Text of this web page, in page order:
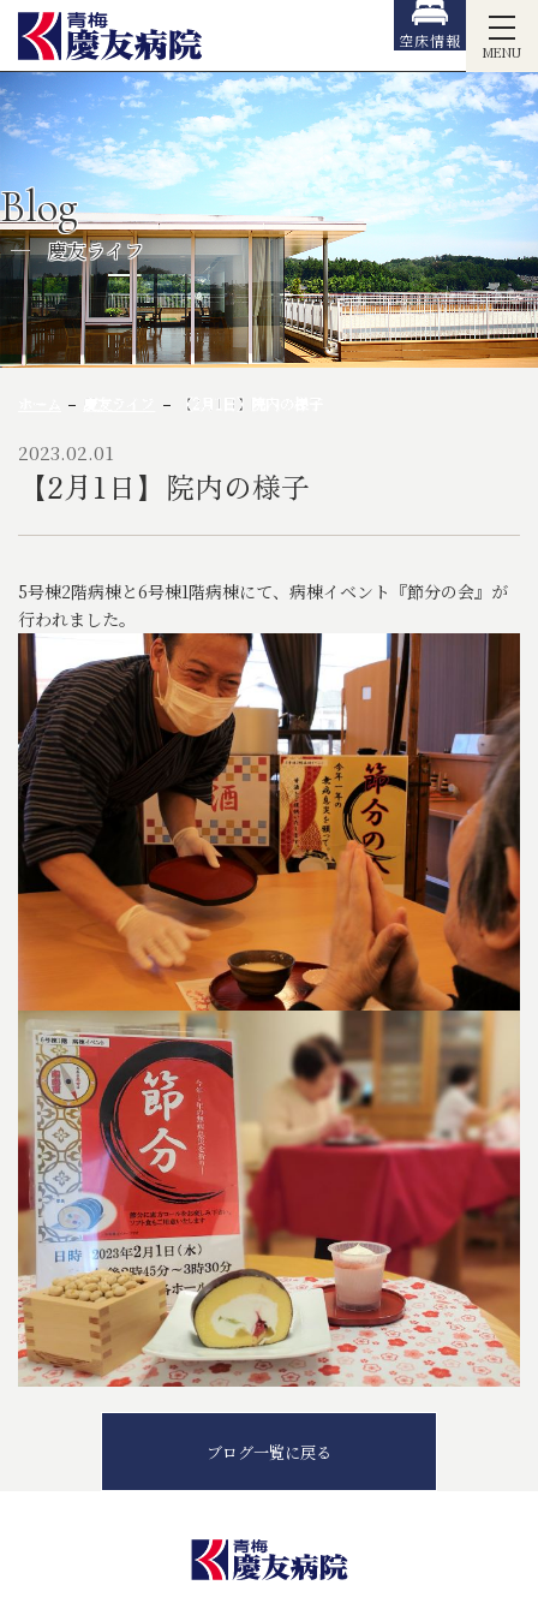
MENU
空床情報
Blog
慶友ライフ
【2月1日】院内の様子
2023.02.01
【2月1日】院内の様子
5号棟2階病棟と6号棟1階病棟にて、病棟イベント『節分の会』が
行われました。
ブログ一覧に戻る